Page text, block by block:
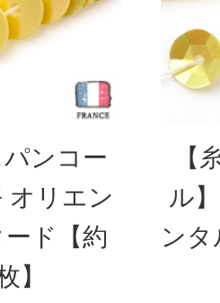
パンコー
オリエン
ド【約
】
【
ル
ン